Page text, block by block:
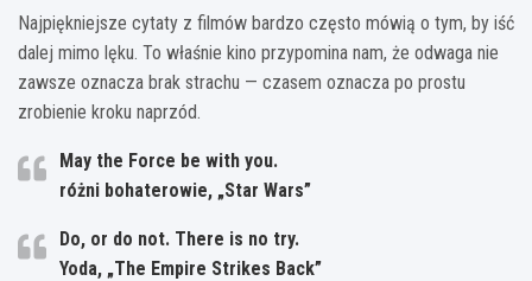
Najpiękniejsze cytaty z filmów bardzo często mówią o tym, by iść
dalej mimo lęku. To właśnie kino przypomina nam, że odwaga nie
zawsze oznacza brak strachu — czasem oznacza po prostu
zrobienie kroku naprzód.
May the Force be with you.
różni bohaterowie, „Star Wars”
Do, or do not. There is no try.
Yoda, „The Empire Strikes Back”